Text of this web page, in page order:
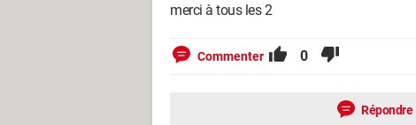
merci à tous les 2
Commenter 0
Répondre